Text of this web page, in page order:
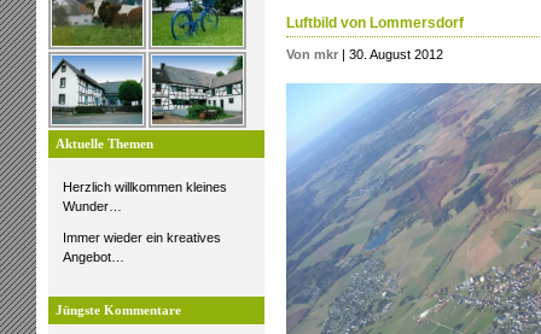
Aktuelle Themen
Herzlich willkommen kleines
Wunder…
Immer wieder ein kreatives
Angebot…
Jüngste Kommentare
Luftbild von Lommersdorf
Von mkr | 30. August 2012